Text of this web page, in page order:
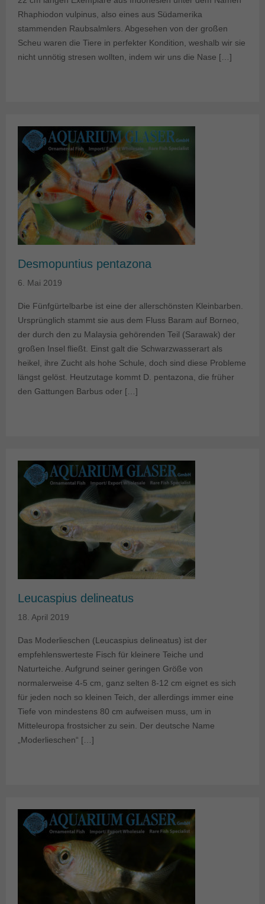
Rhaphiodon vulpinus, also eines aus Südamerika
stammenden Raubsalmlers. Abgesehen von der großen
Scheu waren die Tiere in perfekter Kondition, weshalb wir sie
nicht unnötig stresen wollten, indem wir uns die Nase […]
Desmopuntius pentazona
6. Mai 2019
Die Fünfgürtelbarbe ist eine der allerschönsten Kleinbarben.
Ursprünglich stammt sie aus dem Fluss Baram auf Borneo,
der durch den zu Malaysia gehörenden Teil (Sarawak) der
großen Insel fließt. Einst galt die Schwarzwasserart als
heikel, ihre Zucht als hohe Schule, doch sind diese Probleme
längst gelöst. Heutzutage kommt D. pentazona, die früher
den Gattungen Barbus oder […]
Leucaspius delineatus
18. April 2019
Das Moderlieschen (Leucaspius delineatus) ist der
empfehlenswerteste Fisch für kleinere Teiche und
Naturteiche. Aufgrund seiner geringen Größe von
normalerweise 4-5 cm, ganz selten 8-12 cm eignet es sich
für jeden noch so kleinen Teich, der allerdings immer eine
Tiefe von mindestens 80 cm aufweisen muss, um in
Mitteleuropa frostsicher zu sein. Der deutsche Name
„Moderlieschen“ […]